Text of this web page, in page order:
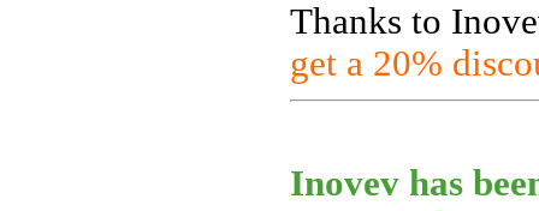
Thanks to
get a 20%
Inovev has